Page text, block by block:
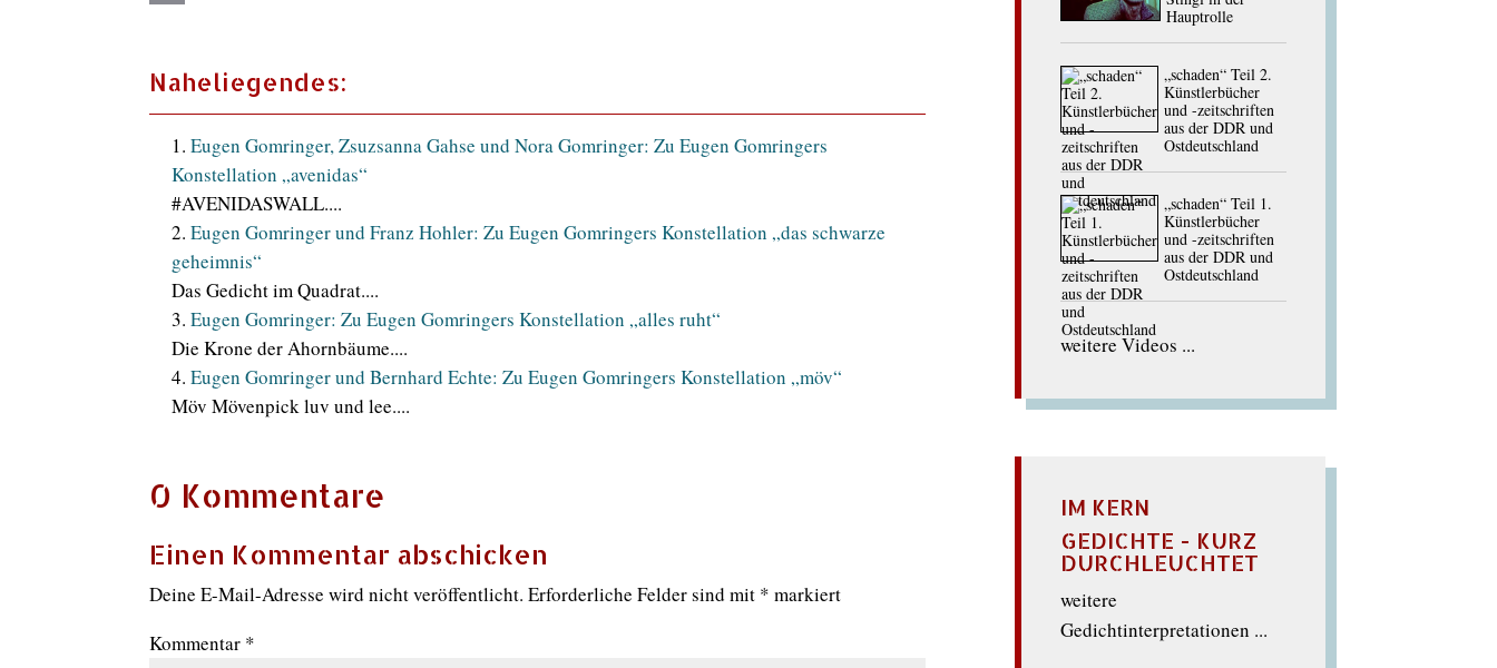
Naheliegendes:
Eugen Gomringer, Zsuzsanna Gahse und Nora Gomringer: Zu Eugen Gomringers
Konstellation „avenidas“
#AVENIDASWALL....
Eugen Gomringer und Franz Hohler: Zu Eugen Gomringers Konstellation „das schwarze
geheimnis“
Das Gedicht im Quadrat....
Eugen Gomringer: Zu Eugen Gomringers Konstellation „alles ruht“
Die Krone der Ahornbäume....
Eugen Gomringer und Bernhard Echte: Zu Eugen Gomringers Konstellation „möv“
Möv Mövenpick luv und lee....
0 Kommentare
Einen Kommentar abschicken
Deine E-Mail-Adresse wird nicht veröffentlicht. Erforderliche Felder sind mit * markiert
Kommentar *
Hauptrolle
„schaden“ Teil 2.
Künstlerbücher
und -zeitschriften
aus der DDR und
Ostdeutschland
„schaden“ Teil 1.
Künstlerbücher
und -zeitschriften
aus der DDR und
Ostdeutschland
weitere Videos ...
IM KERN
GEDICHTE - KURZ
DURCHLEUCHTET
weitere
Gedichtinterpretationen ...